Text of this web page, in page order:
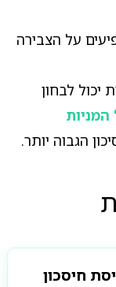
על הצבירה
יכול לבחון
הגבוה יותר.
חיסכון